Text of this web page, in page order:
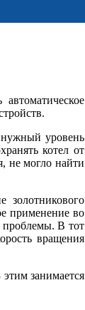
уровень
котел от
не могло найти
золотникового
применение во
проблемы. В тот
вращения
занимается